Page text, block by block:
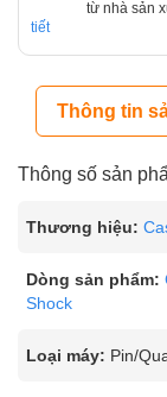
từ nhà sản
tiết
Thông tin
Thông số sản
Thương hiệu:
Dòng sản phẩm:
Shock
Loại máy: Pin/